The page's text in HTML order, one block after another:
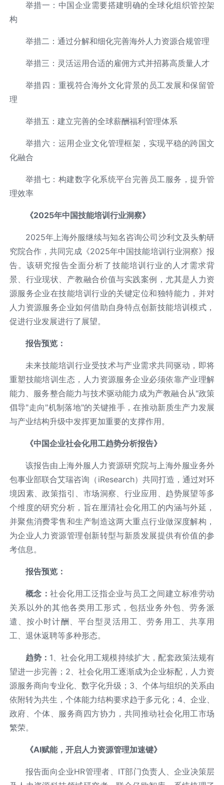
举措一：中国企业需要搭建明确的全球化组织管控架
构
举措二：通过分解和细化完善海外人力资源合规管理
举措三：灵活运用合适的雇佣方式并招募高质量人才
举措四：重视符合海外文化背景的员工发展和保留管
理
举措五：建立完善的全球薪酬福利管理体系
举措六：运用企业文化管理框架，实现平稳的跨国文
化融合
举措七：构建数字化系统平台完善员工服务，提升管
理效率
《2025年中国技能培训行业洞察》
2025年上海外服继续与知名咨询公司沙利文及头豹研
究院合作，共同完成《2025年中国技能培训行业洞察》报
告。该研究报告全面分析了技能培训行业的人才需求背
景、行业现状、产教融合价值与实践案例，尤其是人力资
源服务企业在技能培训行业的关键定位和独特能力，并对
人力资源服务企业如何借助自身特点创新技能培训模式，
促进行业发展进行了展望。
报告预览：
未来技能培训行业受技术与产业需求共同驱动，即将
重塑技能培训生态，人力资源服务企业必须依靠产业理解
能力、服务整合能力与技术驱动能力成为产教融合从"政策
倡导"走向"机制落地"的关键推手，在推动新质生产力发展
与产业结构升级中发挥更加重要的支撑作用。
《中国企业社会化用工趋势分析报告》
该报告由上海外服人力资源研究院与上海外服业务外
包事业部联合艾瑞咨询（iResearch）共同打造，通过对环
境因素、政策指引、市场洞察、行业应用、趋势展望等多
个维度的研究分析，旨在厘清社会化用工的内涵与外延，
并聚焦消费零售和生产制造这两大重点行业做深度解构，
为企业人力资源管理创新转型与新质发展提供有价值的参
考信息。
报告预览：
概念：社会化用工泛指企业与员工之间建立标准劳动
关系以外的其他各类用工形式，包括业务外包、劳务派
遣、按小时计酬、平台型灵活用工、劳务用工、共享用
工、退休返聘等多种形态。
趋势： 1、社会化用工规模持续扩大，配套政策法规有
望进一步完善；2、社会化用工逐渐成为企业标配，人力资
源服务商向专业化、数字化升级；3、个体与组织的关系由
依附转为共生，个体能力结构要求趋于多元化；4、企业、
政府、个体、服务商四方协力，共同推动社会化用工市场
繁荣。
《AI赋能，开启人力资源管理加速键》
报告面向企业HR管理者、IT部门负责人、企业决策层